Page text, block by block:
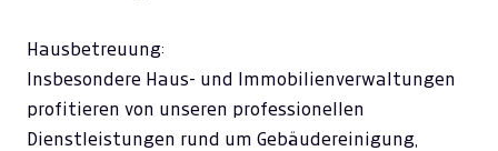
Hausbetreuung:
Insbesondere Haus- und Immobilienverwaltungen
profitieren von unseren professionellen
Dienstleistungen rund um Gebäudereinigung,